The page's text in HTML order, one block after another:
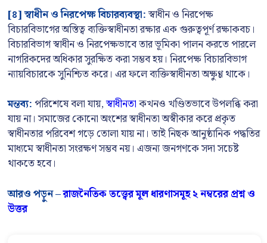
[৪] স্বাধীন ও নিরপেক্ষ বিচারব্যবস্থা:স্বাধীন ও নিরপেক্ষ
বিচারবিভাগের অস্তিত্ব ব্যক্তিস্বাধীনতা রক্ষার এক গুরুত্বপূর্ণ রক্ষাকবচ।
বিচারবিভাগ স্বাধীন ও নিরপেক্ষভাবে তার ভূমিকা পালন করতে পারলে
নাগরিকদের অধিকার সুরক্ষিত করা সম্ভব হয়। নিরপেক্ষ বিচারবিভাগ
ন্যায়বিচারকে সুনিশ্চিত করে। এর ফলে ব্যক্তিস্বাধীনতা অক্ষুণ্ণ থাকে।
মন্তব্য:পরিশেষে বলা যায়,স্বাধীনতাকখনও খণ্ডিতভাবে উপলব্ধি করা
যায় না। সমাজের কোনো অংশের স্বাধীনতা অস্বীকার করে প্রকৃত
স্বাধীনতার পরিবেশ গড়ে তোলা যায় না। তাই নিছক আনুষ্ঠানিক পদ্ধতির
মাধ্যমে স্বাধীনতা সংরক্ষণ সম্ভব নয়। এজন্য জনগণকে সদা সচেষ্ট
থাকতে হবে।
আরও পড়ুন –রাজনৈতিক তত্ত্বের মূল ধারণাসমূহ ২ নম্বরের প্রশ্ন ও
উত্তর